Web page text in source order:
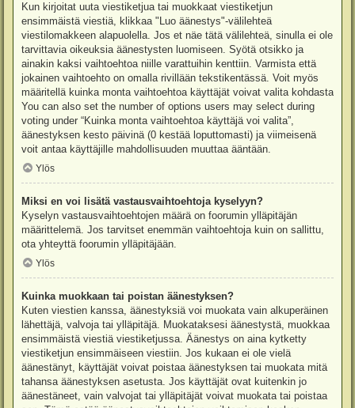
Kun kirjoitat uuta viestiketjua tai muokkaat viestiketjun
ensimmäistä viestiä, klikkaa "Luo äänestys"-välilehteä
viestilomakkeen alapuolella. Jos et näe tätä välilehteä, sinulla ei ole
tarvittavia oikeuksia äänestysten luomiseen. Syötä otsikko ja
ainakin kaksi vaihtoehtoa niille varattuihin kenttiin. Varmista että
jokainen vaihtoehto on omalla rivillään tekstikentässä. Voit myös
määritellä kuinka monta vaihtoehtoa käyttäjät voivat valita kohdasta
You can also set the number of options users may select during
voting under “Kuinka monta vaihtoehtoa käyttäjä voi valita”,
äänestyksen kesto päivinä (0 kestää loputtomasti) ja viimeisenä
voit antaa käyttäjille mahdollisuuden muuttaa ääntään.
Ylös
Miksi en voi lisätä vastausvaihtoehtoja kyselyyn?
Kyselyn vastausvaihtoehtojen määrä on foorumin ylläpitäjän
määrittelemä. Jos tarvitset enemmän vaihtoehtoja kuin on sallittu,
ota yhteyttä foorumin ylläpitäjään.
Ylös
Kuinka muokkaan tai poistan äänestyksen?
Kuten viestien kanssa, äänestyksiä voi muokata vain alkuperäinen
lähettäjä, valvoja tai ylläpitäjä. Muokataksesi äänestystä, muokkaa
ensimmäistä viestiä viestiketjussa. Äänestys on aina kytketty
viestiketjun ensimmäiseen viestiin. Jos kukaan ei ole vielä
äänestänyt, käyttäjät voivat poistaa äänestyksen tai muokata mitä
tahansa äänestyksen asetusta. Jos käyttäjät ovat kuitenkin jo
äänestäneet, vain valvojat tai ylläpitäjät voivat muokata tai poistaa